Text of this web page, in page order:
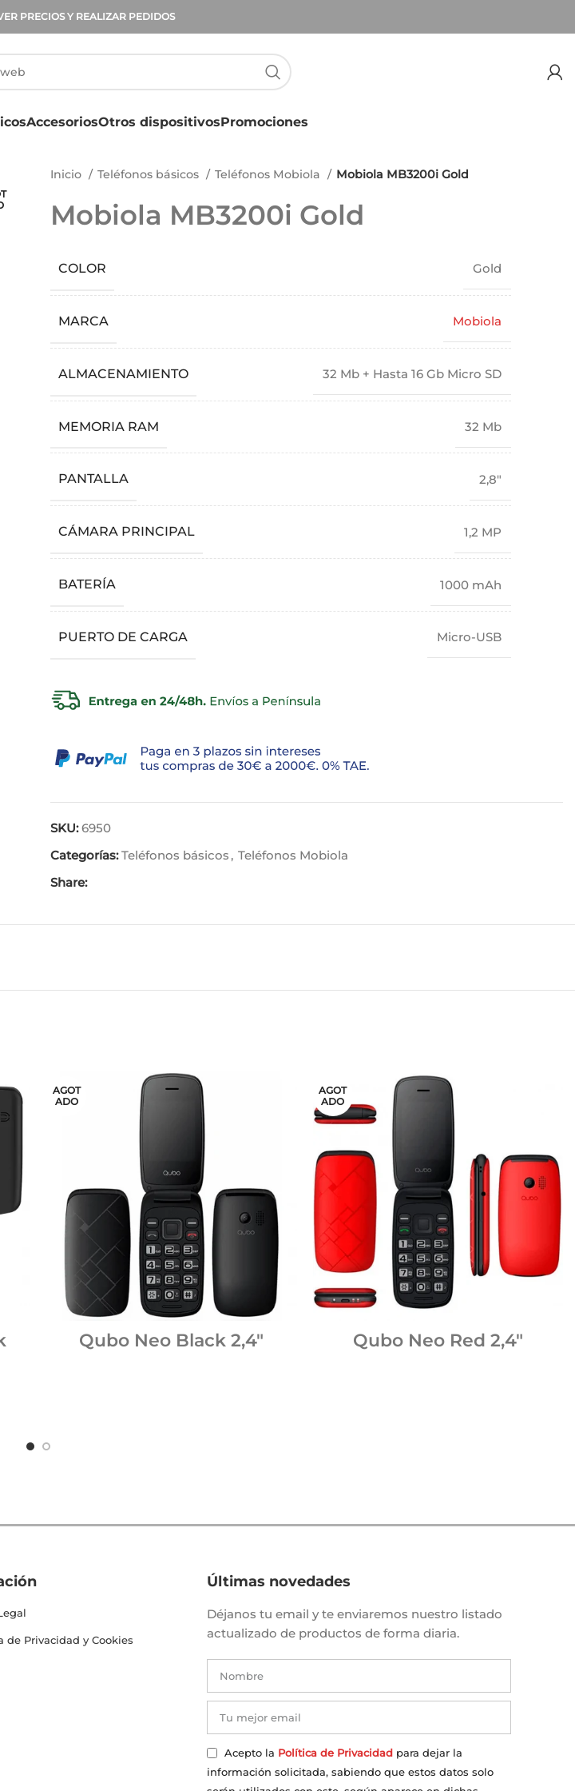
PRECIOS Y REALIZAR PEDIDOS
AccesoriosOtros dispositivosPromociones
Inicio Teléfonos básicos Teléfonos Mobiola Mobiola MB3200i Gold
Mobiola MB3200i Gold
COLOR Gold
MARCA Mobiola
ALMACENAMIENTO 32 Mb + Hasta 16 Gb Micro SD
MEMORIA RAM 32 Mb
PANTALLA 2,8"
CÁMARA PRINCIPAL 1,2 MP
BATERÍA 1000 mAh
PUERTO DE CARGA Micro-USB
SKU:6950
Categorías: Teléfonos básicos , Teléfonos Mobiola
Share:
AGOT
ADO
Qubo Neo Black 2,4″
AGOT
ADO
Qubo Neo Red 2,4″
de Privacidad y Cookies
Últimas novedades
Déjanos tu email y te enviaremos nuestro listado
actualizado de productos de forma diaria.
Acepto la Política de Privacidad para dejar la
información solicitada, sabiendo que estos datos solo